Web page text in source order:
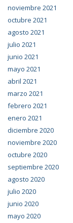
noviembre 2021
octubre 2021
agosto 2021
julio 2021
junio 2021
mayo 2021
abril 2021
marzo 2021
febrero 2021
enero 2021
diciembre 2020
noviembre 2020
octubre 2020
septiembre 2020
agosto 2020
julio 2020
junio 2020
mayo 2020